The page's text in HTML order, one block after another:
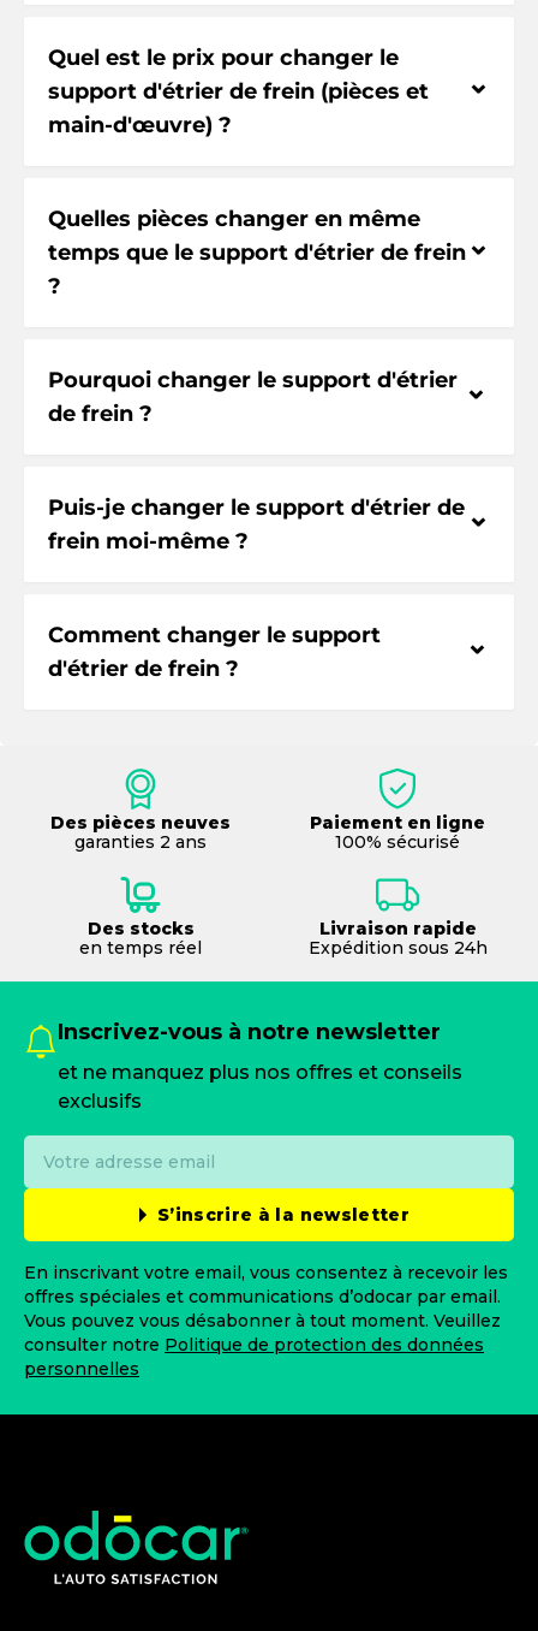
Quel est le prix pour changer le
support d'étrier de frein (pièces et
main-d'œuvre) ?
⌃
Quelles pièces changer en même
temps que le support d'étrier de frein
?
⌃
Pourquoi changer le support d'étrier
de frein ?
⌃
Puis-je changer le support d'étrier de
frein moi-même ?
⌃
Comment changer le support
d'étrier de frein ?
⌃
Des pièces neuves
garanties 2 ans
Paiement en ligne
100% sécurisé
Des stocks
en temps réel
Livraison rapide
Expédition sous 24h
Inscrivez-vous à notre newsletter
et ne manquez plus nos offres et conseils
exclusifs
S’inscrire à la newsletter
En inscrivant votre email, vous consentez à recevoir les
offres spéciales et communications d’odocar par email.
Vous pouvez vous désabonner à tout moment. Veuillez
consulter notre Politique de protection des données
personnelles